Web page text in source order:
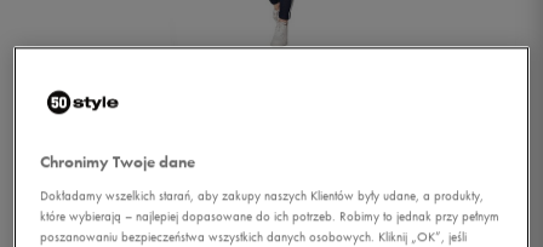
Chronimy Twoje dane
Dokładamy wszelkich starań, aby zakupy naszych Klientów były udane, a produkty,
które wybierają – najlepiej dopasowane do ich potrzeb. Robimy to jednak przy pełnym
poszanowaniu bezpieczeństwa wszystkich danych osobowych. Kliknij „OK”, jeśli